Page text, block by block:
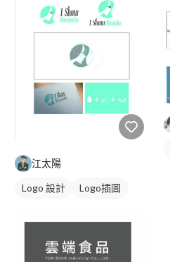
江太陽
Logo 設計
Logo插圖